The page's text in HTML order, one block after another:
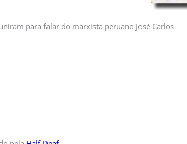
para falar do marxista peruano José Carlos